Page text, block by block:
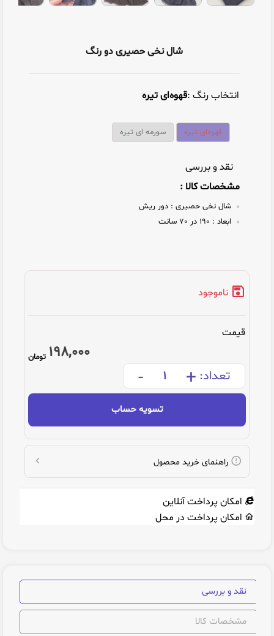
شال نخی حصیری دو رنگ
انتخاب رنگ :قهوه‌ای تیره
قهوه‌ای تیره سورمه ای تیره
نقد و بررسی
مشخصات کالا :
شال نخی حصیری : دور ریش
ابعاد :
ناموجود
قیمت
198,000 تومان
تعداد: +
-
تسویه حساب
راهنمای خرید محصول
امکان پرداخت آنلاین
امکان پرداخت در محل
نقد و بررسی
مشخصات کالا